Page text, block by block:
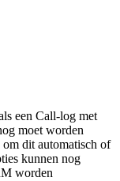
een Call-log met
moet worden
dit automatisch of
kunnen nog
worden